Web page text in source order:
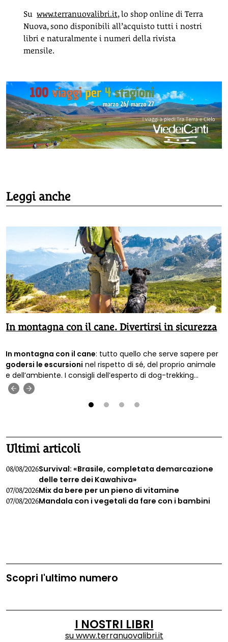
Su www.terranuovalibri.it, lo shop online di Terra
Nuova, sono disponibili all’acquisto tutti i nostri
libri e naturalmente i numeri della rivista
mensile.
Leggi anche
In montagna con il cane. Divertirsi in sicurezza
In montagna con il cane: tutto quello che serve sapere per
godersi le escursioni nel rispetto di sé, del proprio animale
e dell’ambiente. I consigli dell’esperto di dog-trekking
Francesco Scagliotti.
Ultimi articoli
08/08/2026Survival: «Brasile, completata demarcazione
delle terre dei Kawahiva»
07/08/2026Mix da bere per un pieno di vitamine
07/08/2026Mandala con i vegetali da fare con i bambini
Scopri l'ultimo numero
I NOSTRI LIBRI
suwww.terranuovalibri.it